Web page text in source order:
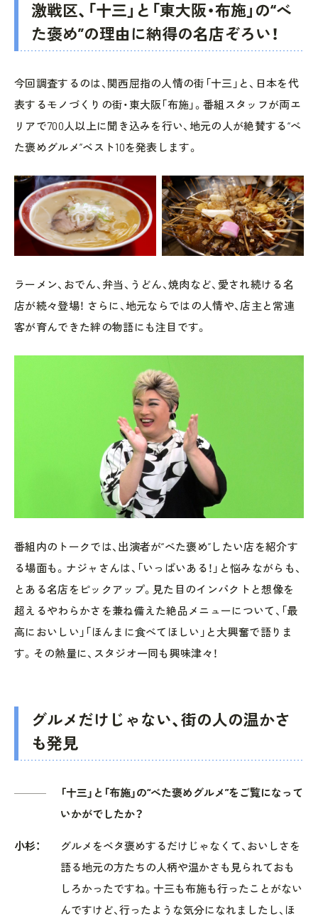
激戦区、「十三」と「東大阪・布施」の“べ
た褒め”の理由に納得の名店ぞろい！
今回調査するのは、関西屈指の人情の街「十三」と、日本を代
表するモノづくりの街・東大阪「布施」。番組スタッフが両エ
リアで700人以上に聞き込みを行い、地元の人が絶賛する“べ
た褒めグルメ”ベスト10を発表します。
ラーメン、おでん、弁当、うどん、焼肉など、愛され続ける名
店が続々登場！ さらに、地元ならではの人情や、店主と常連
客が育んできた絆の物語にも注目です。
番組内のトークでは、出演者が“べた褒め”したい店を紹介す
る場面も。ナジャさんは、「いっぱいある！」と悩みながらも、
とある名店をピックアップ。見た目のインパクトと想像を
超えるやわらかさを兼ね備えた絶品メニューについて、「最
高においしい」「ほんまに食べてほしい」と大興奮で語りま
す。その熱量に、スタジオ一同も興味津々！
グルメだけじゃない、街の人の温かさ
も発見
「十三」と「布施」の“べた褒めグルメ”をご覧になって
いかがでしたか？
小杉：
グルメをベタ褒めするだけじゃなくて、おいしさを
語る地元の方たちの人柄や温かさも見られておも
しろかったですね。十三も布施も行ったことがない
んですけど、行ったような気分になれましたし、ほ